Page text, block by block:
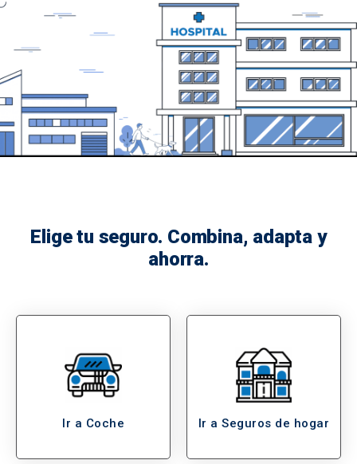
Elige tu seguro. Combina, adapta y
ahorra.
Ir a Coche Ir a Seguros de hogar